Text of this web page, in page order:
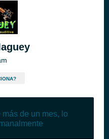
de un mes, lo